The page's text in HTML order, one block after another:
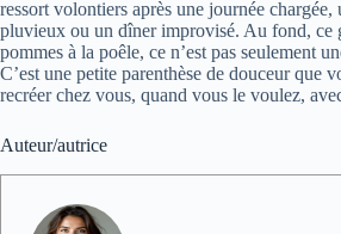
Pauline Roussel
Consultante SEO et rédactrice passionnée
saveurs du monde et les tendances
Référencée pour ses analyses pointues,
l’actualité du secteur. Son expertise